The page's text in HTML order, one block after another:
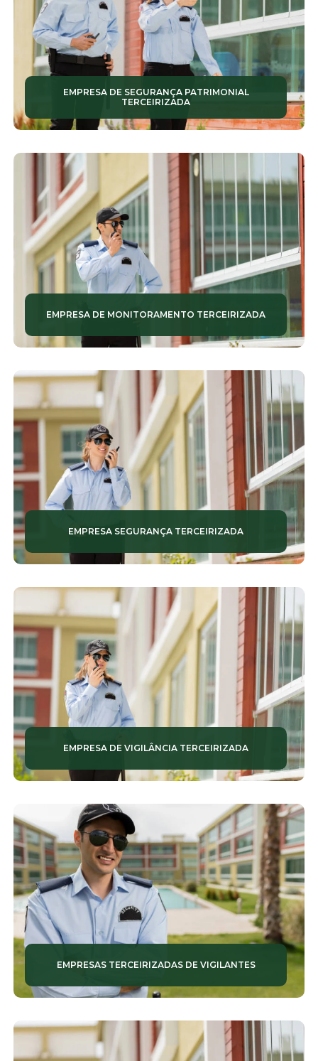
SERVIÇOS TERCEIRIZADOS DE ZELADORIA
SISTEMAS DE CÂMERAS
SISTEMAS DE VIGILÂNCIA
TERCEIRIZAÇÃO SERVIÇO
TOTENS DE MONITORAMENTO
VIGILÂNCIA
ZELADORIA
EMPRESA DE SEGURANÇA PATRIMONIAL
TERCEIRIZADA
EMPRESA DE MONITORAMENTO TERCEIRIZADA
EMPRESA SEGURANÇA TERCEIRIZADA
EMPRESA DE VIGILÂNCIA TERCEIRIZADA
EMPRESAS TERCEIRIZADAS DE VIGILANTES